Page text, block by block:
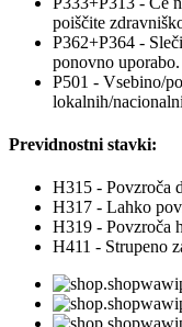
poiščite
P362+P364 -
ponovno uporabo.
P501 - Vsebino/
lokalnih/
Previdnostni stavki:
H315 - Povzroča
H317 - Lahko
H319 - Povzroča
H411 - Strupeno